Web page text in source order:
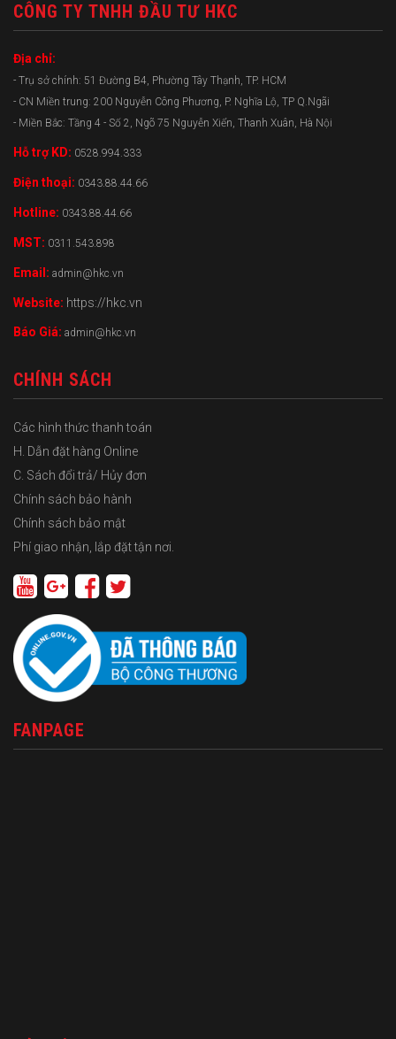
CÔNG TY TNHH ĐẦU TƯ HKC
Địa chỉ:
- Trụ sở chính: 51 Đường B4, Phường Tây Thạnh, TP. HCM
- CN Miền trung: 200 Nguyễn Công Phương, P. Nghĩa Lộ, TP Q.Ngãi
- Miền Bắc: Tầng 4 - Số 2, Ngõ 75 Nguyễn Xiển, Thanh Xuân, Hà Nội
Hỗ trợ KD: 0528.994.333
Điện thoại: 0343.88.44.66
Hotline: 0343.88.44.66
MST: 0311.543.898
Email: admin@hkc.vn
Website: https://hkc.vn
Báo Giá: admin@hkc.vn
CHÍNH SÁCH
Các hình thức thanh toán
H. Dẫn đặt hàng Online
C. Sách đổi trả/ Hủy đơn
Chính sách bảo hành
Chính sách bảo mật
Phí giao nhận, lắp đặt tận nơi.
FANPAGE